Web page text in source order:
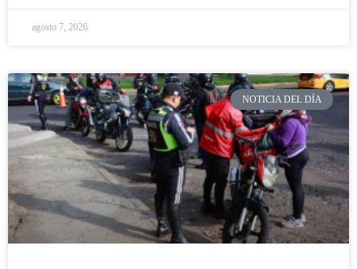
agosto 7, 2026
NOTICIA DEL DÍA